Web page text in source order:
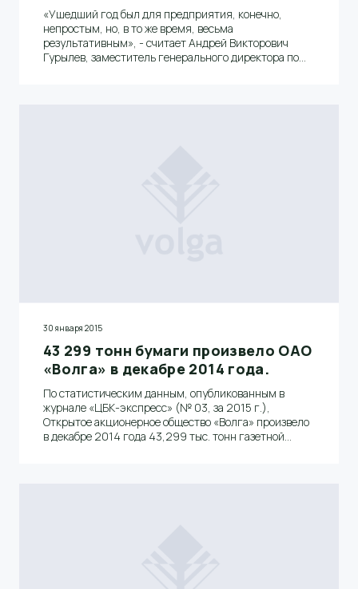
«Ушедший год был для предприятия, конечно,
непростым, но, в то же время, весьма
результативным», - считает Андрей Викторович
Гурылев, заместитель генерального директора по
30 января 2015
43 299 тонн бумаги произвело ОАО
«Волга» в декабре 2014 года.
По статистическим данным, опубликованным в
журнале «ЦБК-экспресс» (№ 03, за 2015 г.),
Открытое акционерное общество «Волга» произвело
в декабре 2014 года 43,299 тыс. тонн газетной